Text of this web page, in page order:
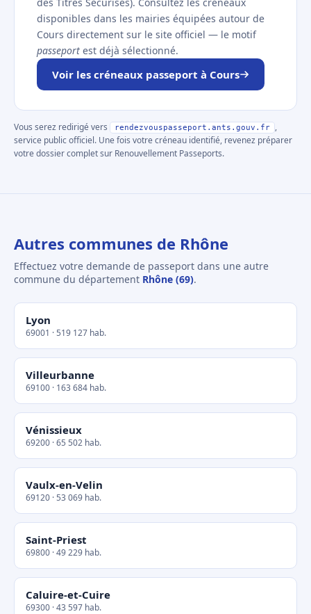
disponibles dans les mairies équipées autour de
Cours directement sur le site officiel — le motif
passeport est déjà sélectionné.
Voir les créneaux passeport à Cours
Vous serez redirigé vers rendezvouspasseport.ants.gouv.fr
,
service public officiel. Une fois votre créneau identifié, revenez préparer
votre dossier complet sur Renouvellement Passeports.
Autres communes de Rhône
Effectuez votre demande de passeport dans une autre
commune du département Rhône (69).
Lyon
69001 · 519 127 hab.
Villeurbanne
69100 · 163 684 hab.
Vénissieux
69200 · 65 502 hab.
Vaulx-en-Velin
69120 · 53 069 hab.
Saint-Priest
69800 · 49 229 hab.
Caluire-et-Cuire
69300 · 43 597 hab.